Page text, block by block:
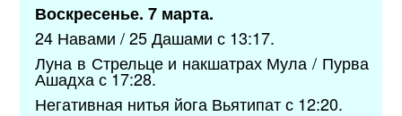
Воскресенье. 7 марта.
24 Навами / 25 Дашами с 13:17.
Луна в Стрельце и накшатрах Мула / Пурва
Ашадха с 17:28.
Негативная нитья йога Вьятипат с 12:20.